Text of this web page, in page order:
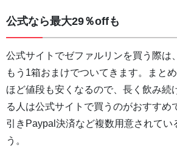
公式なら最大29％offも
公式サイトでゼファルリンを買う際は
もう1箱おまけでついてきます。まと
ほど値段も安くなるので、長く飲み続
る人は公式サイトで買うのがおすすめ
引きPaypal決済など複数用意されてい
う。